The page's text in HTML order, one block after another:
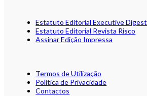
Estatuto Editorial Executive Digest
Estatuto Editorial Revista Risco
Assinar Edição Impressa
Termos de Utilização
Política de Privacidade
Contactos